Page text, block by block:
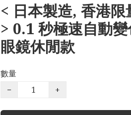
< 日本製造, 香港
> 0.1 秒極速自動
眼鏡休閒款
數量
−
+